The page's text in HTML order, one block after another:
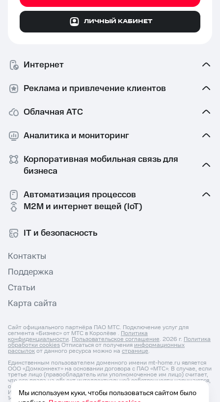
ЛИЧНЫЙ КАБИНЕТ
Интернет
Реклама и привлечение клиентов
Облачная АТС
Аналитика и мониторинг
Корпоративная мобильная связь⁠ для
бизнеса
Автоматизация процессов
M2M и интернет вещей (IoT)
IT и безопасность
Контакты
Поддержка
Статьи
Карта сайта
Сайт официального партнёра ПАО МТС. Подключение услуг для
сегмента «Бизнес» от МТС в Королёве . Политика
конфиденциальности. Пользовательское соглашение. 2026 г. Политика
обработки cookies Отписаться от получения информационных
рассылок от данного ресурса можно на странице.
Единственным пользователем доменного имени mt-home.ru является
ООО «Домконнект» на основании договора с ПАО «МТС». В случае, если
третье лицо (правообладатель или уполномоченное им лицо) считает,
что его права на объект интеллектуальной собственности нарушаются,
он может направить претензию по адресу: ОГРНИП: 1187627031525,
ИНН: 7604350152, Юр. Адрес 150046, Россия, Ярославль г, Титова ул, д.
14 корп 3, оф.кв. 54 и по e-mail:
info@domconnect.ru
Мы используем куки, чтобы пользоваться сайтом было